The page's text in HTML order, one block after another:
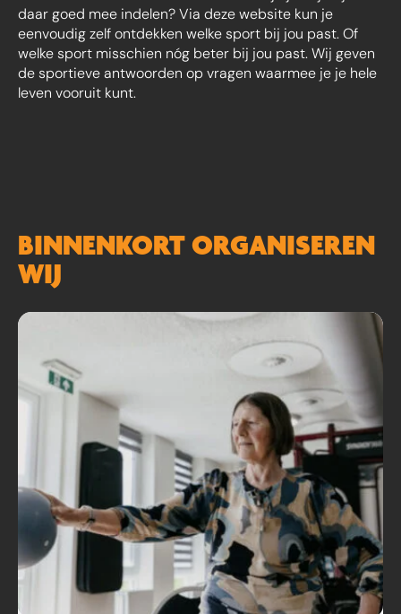
daar goed mee indelen? Via deze website kun je
eenvoudig zelf ontdekken welke sport bij jou past. Of
welke sport misschien nóg beter bij jou past. Wij geven
de sportieve antwoorden op vragen waarmee je je hele
leven vooruit kunt.
BINNENKORT ORGANISEREN
WIJ